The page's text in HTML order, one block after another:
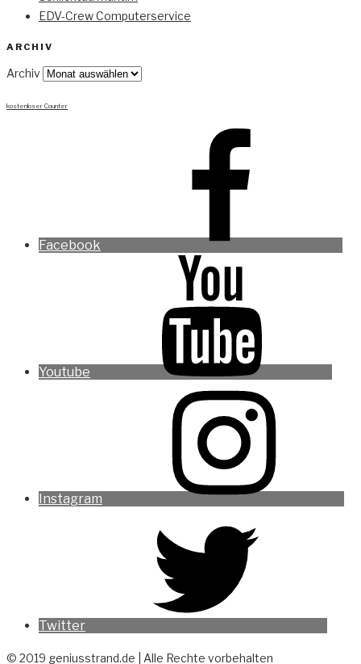
EDV-Crew Computerservice
ARCHIV
Archiv
kostenloser Counter
Facebook
Youtube
Instagram
Twitter
© 2019 geniusstrand.de | Alle Rechte vorbehalten